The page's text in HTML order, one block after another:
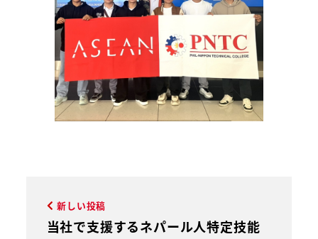
新しい投稿
当社で支援するネパール人特定技能